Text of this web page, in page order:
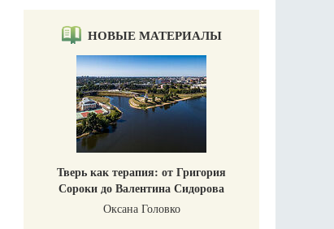
НОВЫЕ МАТЕРИАЛЫ
Тверь как терапия: от Григория
Сороки до Валентина Сидорова
Оксана Головко